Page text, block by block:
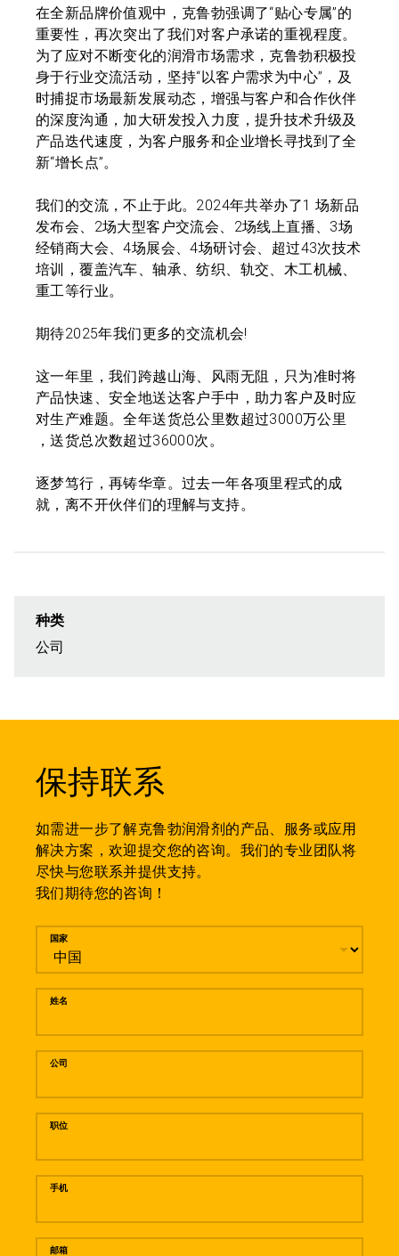
在全新品牌价值观中，克鲁勃强调了“贴心专属”的
重要性，再次突出了我们对客户承诺的重视程度。
为了应对不断变化的润滑市场需求，克鲁勃积极投
身于行业交流活动，坚持“以客户需求为中心”，及
时捕捉市场最新发展动态，增强与客户和合作伙伴
的深度沟通，加大研发投入力度，提升技术升级及
产品迭代速度，为客户服务和企业增长寻找到了全
新“增长点”。
我们的交流，不止于此。2024年共举办了1 场新品
发布会、2场大型客户交流会、2场线上直播、3场
经销商大会、4场展会、4场研讨会、超过43次技术
培训，覆盖汽车、轴承、纺织、轨交、木工机械、
重工等行业。
期待2025年我们更多的交流机会!
这一年里，我们跨越山海、风雨无阻，只为准时将
产品快速、安全地送达客户手中，助力客户及时应
对生产难题。全年送货总公里数超过3000万公里
，送货总次数超过36000次。
逐梦笃行，再铸华章。过去一年各项里程式的成
就，离不开伙伴们的理解与支持。
种类
公司
保持联系
如需进一步了解克鲁勃润滑剂的产品、服务或应用
解决方案，欢迎提交您的咨询。我们的专业团队将
尽快与您联系并提供支持。
我们期待您的咨询！
留言
国家
姓名
公司
职位
手机
邮箱